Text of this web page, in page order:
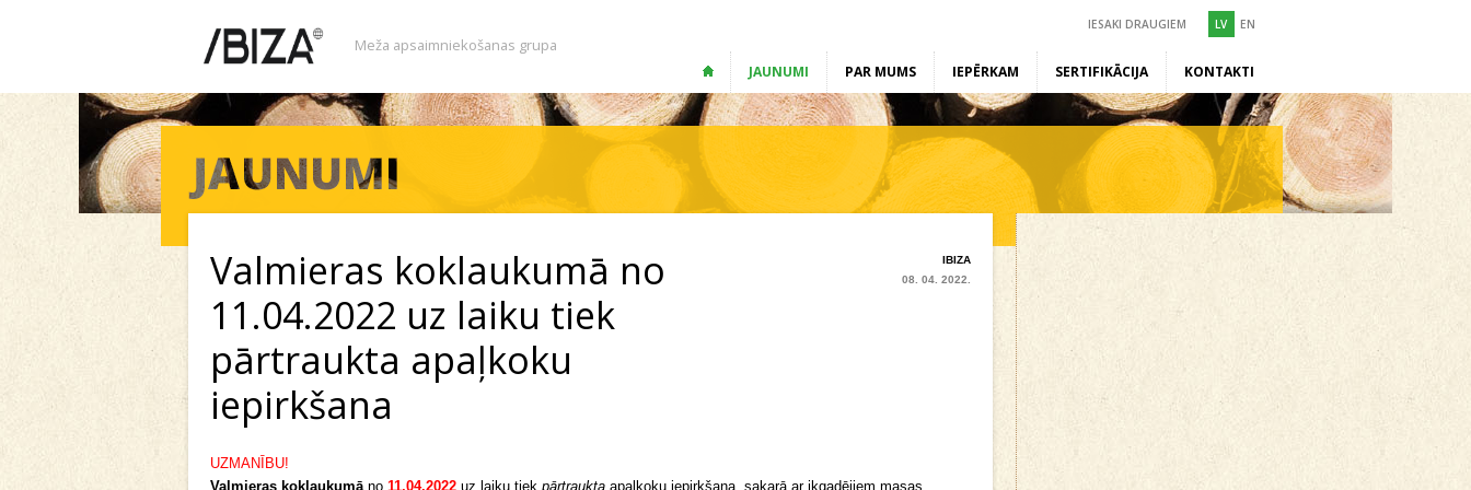
Meža apsaimniekošanas grupa
IESAKI DRAUGIEM LV EN
JAUNUMI PAR MUMS IEPĒRKAM SERTIFIKĀCIJA KONTAKTI
IBIZA
08. 04. 2022.
Valmieras koklaukumā no
11.04.2022 uz laiku tiek
pārtraukta apaļkoku
iepirkšana
UZMANĪBU!
Valmieras koklaukumā no 11.04.2022 uz laiku tiek pārtraukta apaļkoku iepirkšana, sakarā ar ikgadējiem masas